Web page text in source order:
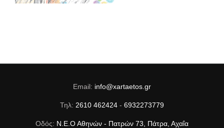
Email: info@xartaetos.gr
Τηλ: 2610 462424 - 6932273779
Οδός: Ν.Ε.Ο Αθηνών - Πατρών 73, Πάτρα, Αχαΐα